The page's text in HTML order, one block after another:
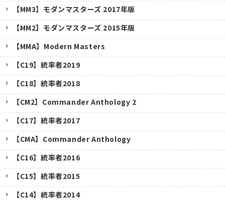
【MM3】モダンマスターズ 2017年版
【MM2】モダンマスターズ 2015年版
【MMA】Modern Masters
【C19】統率者2019
【C18】統率者2018
【CM2】Commander Anthology 2
【C17】統率者2017
【CMA】Commander Anthology
【C16】統率者2016
【C15】統率者2015
【C14】統率者2014